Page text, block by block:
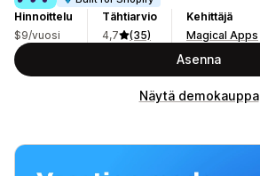
Hinnoittelu
$9/vuosi
Tähtiarvio
4,7
(35)
Kehittäjä
Magical Apps
Asenna
Näytä demokauppa